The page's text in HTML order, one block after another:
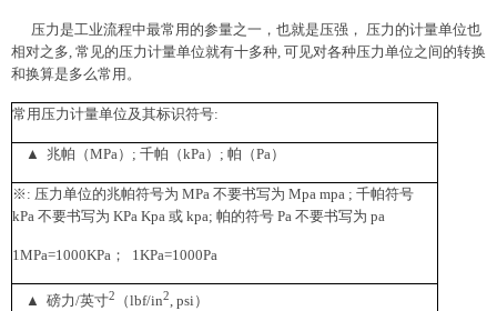
压力是工业流程中最常用的参量之一，也就是压强， 压力的计量单位也
相对之多, 常见的压力计量单位就有十多种, 可见对各种压力单位之间的转换
和换算是多么常用。
常用压力计量单位及其标识符号:
▲ 兆帕（MPa）; 千帕（kPa）; 帕（Pa）
※: 压力单位的兆帕符号为 MPa 不要书写为 Mpa mpa ; 千帕符号
kPa 不要书写为 KPa Kpa 或 kpa; 帕的符号 Pa 不要书写为 pa
1MPa=1000KPa； 1KPa=1000Pa
▲ 磅力/英寸2 （lbf/in2, psi）